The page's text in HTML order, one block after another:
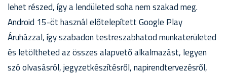
lehet részed, így a lendületed soha nem szakad meg.
Android 15-öt használ előtelepített Google Play
Áruházzal, így szabadon testreszabhatod munkaterületed
és letöltheted az összes alapvető alkalmazást, legyen
szó olvasásról, jegyzetkészítésről, napirendtervezésről,